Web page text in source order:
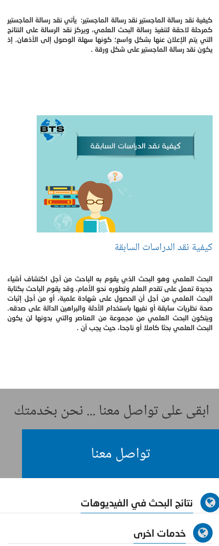
كيفية نقد رسالة الماجستير نقد رسالة الماجستير: يأتي نقد رسالة الماجستير
كمرحلة لاحقة لتنفيذ رسالة البحث العلمي، ويركز نقد الرسالة على النتائج
التي يتم الإعلان عنها بشكل واسع؛ كونها سهلة الوصول إلى الأذهان. إذ
يكون نقد رسالة الماجستير على شكل ورقة .
كيفية نقد الدراسات السابقة
البحث العلمي وهو البحث الذي يقوم به الباحث من أجل اكتشاف أشياء
جديدة تعمل على تقدم العلم وتطوره نحو الأمام، وقد يقوم الباحث بكتابة
البحث العلمي من أجل أن الحصول على شهادة علمية، أو من أجل إثبات
صحة نظريات سابقة أو نفيها باستخدام الأدلة والبراهين الدالة على صدقه.
ويتكون البحث العلمي من مجموعة من العناصر والتي بدونها لن يكون
البحث العلمي بحثا كاملا أو ناجحا، حيث يجب أن .
ابقى على تواصل معنا ... نحن بخدمتك
تواصل معنا
نتائج البحث في الفيديوهات
خدمات اخرى